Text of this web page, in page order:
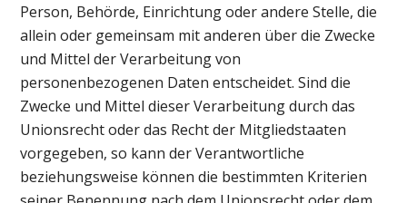
Person, Behörde, Einrichtung oder andere Stelle, die
allein oder gemeinsam mit anderen über die Zwecke
und Mittel der Verarbeitung von
personenbezogenen Daten entscheidet. Sind die
Zwecke und Mittel dieser Verarbeitung durch das
Unionsrecht oder das Recht der Mitgliedstaaten
vorgegeben, so kann der Verantwortliche
beziehungsweise können die bestimmten Kriterien